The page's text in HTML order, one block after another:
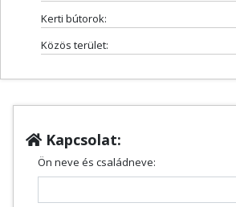
Kerti bútorok:
Közös terület:
Kapcsolat:
Ön neve és családneve: